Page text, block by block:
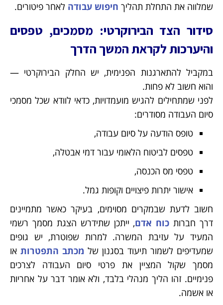
שמלווה את התחלת תהליך חיפוש עבודה לאחר פיטורים.
סידור הצד הבירוקרטי: מסמכים, טפסים
והיערכות לקראת המשך הדרך
במקביל להתארגנות הפנימית, יש החלק הבירוקרטי —
והוא חשוב לא פחות.
לפני שמתחילים להגיש מועמדויות, כדאי לוודא שכל מסמכי
סיום העבודה מסודרים:
טופס הודעה על סיום עבודה,
טפסים לביטוח הלאומי עבור דמי אבטלה,
טפסי מס הכנסה,
אישור יתרות פיצויים וקופות גמל.
חשוב לדעת שבמקרים מסוימים, בעיקר כאשר מתמיינים
דרך חברות כוח אדם, ייתכן שתידרש הצגת מסמך רשמי
המעיד על עזיבת המשרה. למרות שפוטרת, יש גופים
שמעדיפים לשמור תיעוד בסגנון של מכתב התפטרות או
מסמך שקול המציין את פרטי סיום העבודה לצרכים
פנימיים. זהו הליך מנהלי בלבד, ולא אומר דבר על אחריות
או אשמה.